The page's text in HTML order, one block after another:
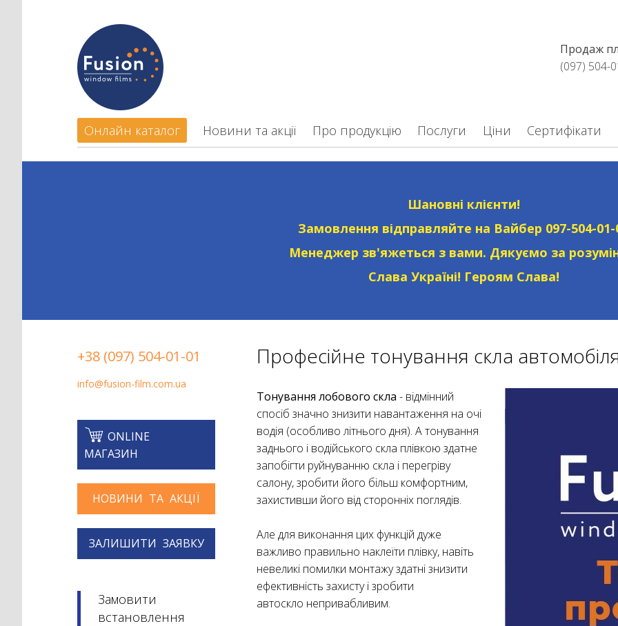
Продаж
(097) 504-
Онлайн каталог Новини та акції Про продукцію Послуги Ціни Сертифікати
Шановні клієнти!
Замовлення відправляйте на Вайбер 097-504-01-
Менеджер зв'яжеться з вами. Дякуємо за
Слава Україні! Героям Слава!
+38 (097) 504-01-01
info@fusion-film.com.ua
ONLINE
МАГАЗИН
НОВИНИ ТА АКЦІЇ
ЗАЛИШИТИ ЗАЯВКУ
Замовити
встановлення
Професійне тонування скла
Тонування лобового скла - відмінний
спосіб значно знизити навантаження на очі
водія (особливо літнього дня). А тонування
заднього і водійського скла плівкою здатне
запобігти руйнуванню скла і перегріву
салону, зробити його більш комфортним,
захистивши його від сторонніх поглядів.
Але для виконання цих функцій дуже
важливо правильно наклеїти плівку, навіть
невеликі помилки монтажу здатні знизити
ефективність захисту і зробити
автоскло непривабливим.